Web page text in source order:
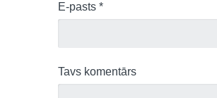
E-pasts *
Tavs komentārs